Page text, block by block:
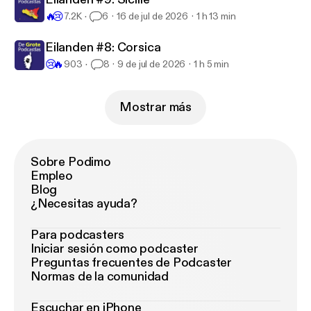
🔥😢7.2K 6 16 de jul de 2026 1 h 13 min
Eilanden #8: Corsica
😢🔥 903 8 9 de jul de 2026 1 h 5 min
Mostrar más
Sobre Podimo
Empleo
Blog
¿Necesitas ayuda?
Para podcasters
Iniciar sesión como podcaster
Preguntas frecuentes de Podcaster
Normas de la comunidad
Escuchar en iPhone